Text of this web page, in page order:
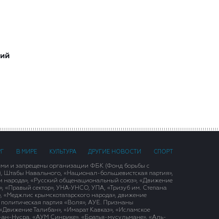
В МИРЕ КУЛЬТУРА ДРУГИЕ НОВОСТИ СПОРТ
и запрещены организации ФБК (Фонд борьбы с
Штабы Навального, «Национал-большевистская партия»,
народа», «Русский общенациональный союз», «Движение
«Правый сектор», УНА-УНСО, УПА, «Тризуб им. Степана
крымскотатарского народа», движение
политическая партия «Воля», АУЕ. Признаны
Талибан», «Имарат Кавказ», «Исламское
ан-Нусра, «АУМ Синрике», «Братья-мусульмане», «Аль-